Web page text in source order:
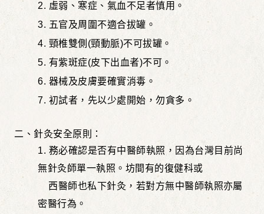
2. 虛弱、寒症、氣血不足者慎用。
3. 五官及周圍不適合拔罐。
4. 頸椎雙側(頸動脈)不可拔罐。
5. 有紫斑症(皮下出血者)不可。
6. 器械及皮膚要確實消毒。
7. 初試者，先以少處開始，勿貪多。
二、 針灸安全原則：
1. 務必確認是否有中醫師執照，因為台灣目前尚
無針灸師單一執照。坊間有的復健科或
西醫師也私下針灸，若對方無中醫師執照亦屬
密醫行為。